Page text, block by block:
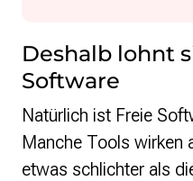
Deshalb lohnt
Software
Natürlich ist Freie
Manche Tools wirken
etwas schlichter als